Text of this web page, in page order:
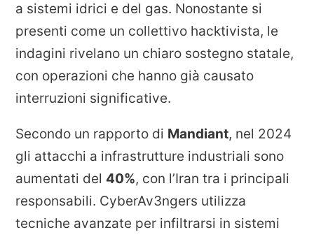
a sistemi idrici e del gas. Nonostante si
presenti come un collettivo hacktivista, le
indagini rivelano un chiaro sostegno statale,
con operazioni che hanno già causato
interruzioni significative.
Secondo un rapporto di Mandiant, nel 2024
gli attacchi a infrastrutture industriali sono
aumentati del 40%, con l’Iran tra i principali
responsabili. CyberAv3ngers utilizza
tecniche avanzate per infiltrarsi in sistemi